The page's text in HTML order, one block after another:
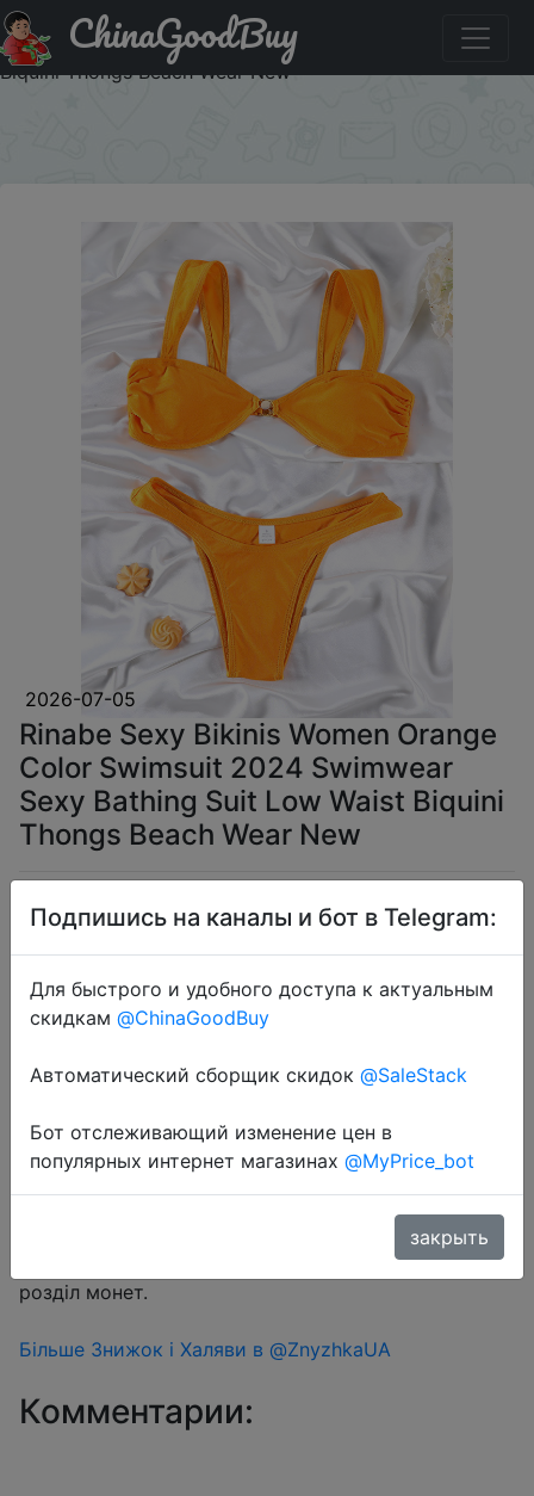
Скидка на: Rinabe Sexy Bikinis Women Orange Color
Swimsuit 2024 Swimwear Sexy Bathing Suit Low Waist
Biquini Thongs Beach Wear New
ChinaGoodBuy
2026-07-05
Rinabe Sexy Bikinis Women Orange
Color Swimsuit 2024 Swimwear
Sexy Bathing Suit Low Waist Biquini
Thongs Beach Wear New
$3.61
Coins
Перейти в магазин
Знижка монетками 336 Coins у додатку через
розділ монет.
Більше Знижок і Халяви в @ZnyzhkaUA
Комментарии:
Подпишись на каналы и бот в Telegram:
Для быстрого и удобного доступа к актуальным
скидкам @ChinaGoodBuy
Автоматический сборщик скидок @SaleStack
Бот отслеживающий изменение цен в
популярных интернет магазинах @MyPrice_bot
закрыть